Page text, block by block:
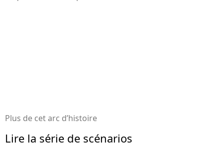
Plus de cet arc d’histoire
Lire la série de scénarios